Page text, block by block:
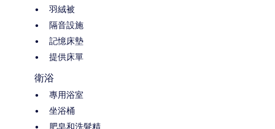
羽絨被
隔音設施
記憶床墊
提供床單
衛浴
專用浴室
坐浴桶
肥皂和洗髮精